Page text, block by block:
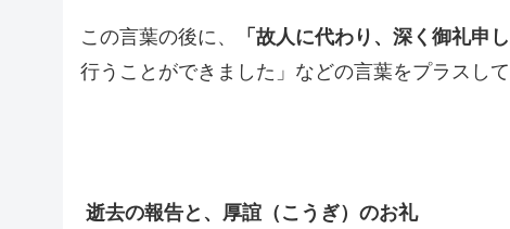
この言葉の後に、 「故人に代わり、深く御礼申
行うことができました」などの言葉をプラスして
逝去の報告と、厚誼（こうぎ）のお礼